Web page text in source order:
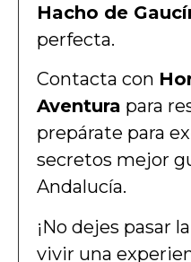
Hacho de
perfecta.
Contacta con
Aventura para
prepárate para
secretos mejor
Andalucía.
¡No dejes pasar
vivir una